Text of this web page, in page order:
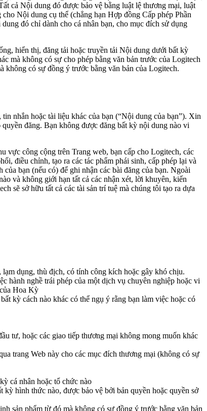
cả Nội dung đó được bảo vệ bằng luật lệ thương mại, luật
Nội dung cụ thể (chẳng hạn Hợp đồng Cấp phép Phần
đó chỉ dành cho cá nhân bạn, cho mục đích sử dụng
hiển thị, đăng tải hoặc truyền tải Nội dung dưới bất kỳ
mà không có sự cho phép bằng văn bản trước của Logitech
không có sự đồng ý trước bằng văn bản của Logitech.
nhắn hoặc tài liệu khác của bạn (“Nội dung của bạn”). Xin
đăng. Bạn không được đăng bất kỳ nội dung nào vi
vực công cộng trên Trang web, bạn cấp cho Logitech, các
điều chỉnh, tạo ra các tác phẩm phái sinh, cấp phép lại và
bạn (nếu có) để ghi nhận các bài đăng của bạn. Ngoài
và không giới hạn tất cả các nhận xét, lời khuyên, kiến
sẽ sở hữu tất cả các tài sản trí tuệ mà chúng tôi tạo ra dựa
dụng, thù địch, có tính công kích hoặc gây khó chịu.
hành nghề trái phép của một dịch vụ chuyên nghiệp hoặc vi
Hoa Kỳ
kỳ cách nào khác có thể ngụ ý rằng bạn làm việc hoặc có
tư, hoặc các giao tiếp thương mại không mong muốn khác
trang Web này cho các mục đích thương mại (không có sự
cá nhân hoặc tổ chức nào
kỳ hình thức nào, được bảo vệ bởi bản quyền hoặc quyền sở
sản phẩm từ đó mà không có sự đồng ý trước bằng văn bản